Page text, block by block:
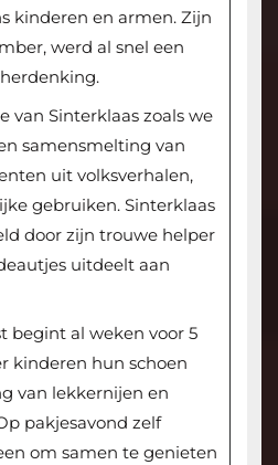
kinderen en armen. Zijn
werd al snel een
van Sinterklaas zoals we
samensmelting van
uit volksverhalen,
gebruiken. Sinterklaas
door zijn trouwe helper
uitdeelt aan
begint al weken voor 5
kinderen hun schoen
van lekkernijen en
pakjesavond zelf
om samen te genieten